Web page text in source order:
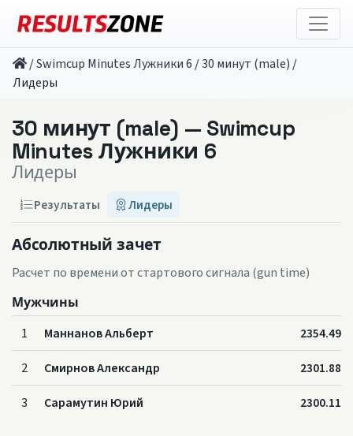
/Swimcup Minutes Лужники 6 /30 минут (male) /
Лидеры
30 минут (male) — Swimcup
Minutes Лужники 6
Лидеры
Результаты Лидеры
Абсолютный зачет
Расчет по времени от стартового сигнала (gun time)
Мужчины
1 Маннанов Альберт 2354.49
2 Смирнов Александр 2301.88
3 Сарамутин Юрий 2300.11